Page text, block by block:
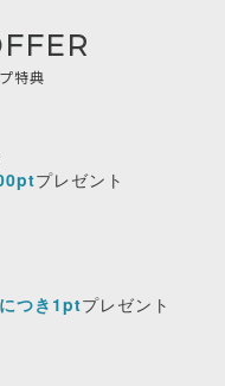
特典
プレゼント
つき1ptプレゼント